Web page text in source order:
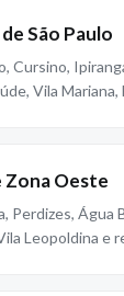
São Paulo
Cursino,
Vila
Zona Oeste
Perdizes, Água
Leopoldina e